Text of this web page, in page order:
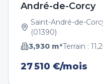
André-de-Corcy
Saint-André-de-
(01390)
3,930 m²Terrain :
27 510 €/mois